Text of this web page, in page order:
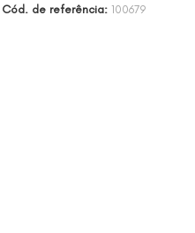
Cód. de referência: 100679